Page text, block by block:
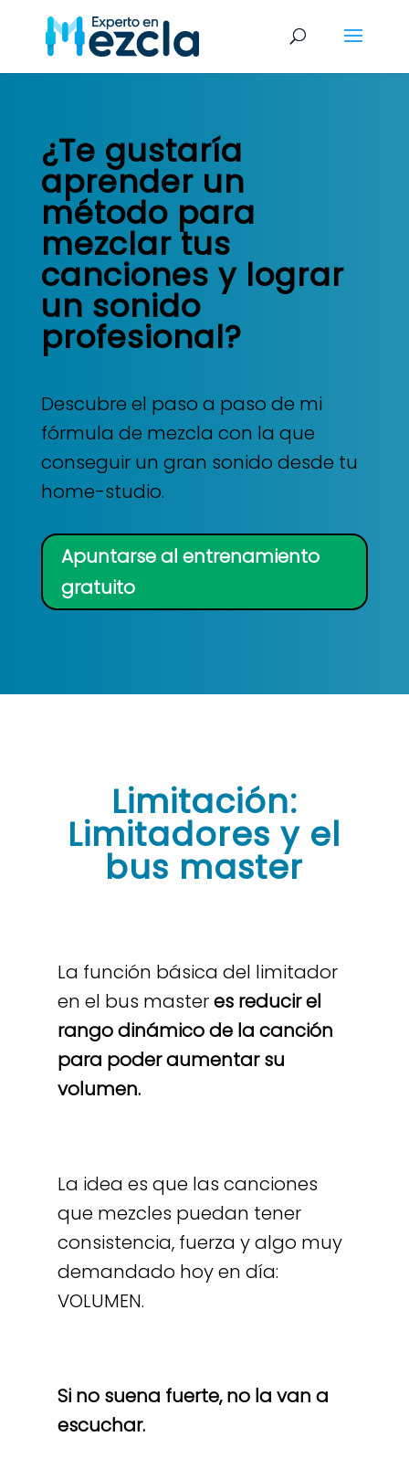
¿Te gustaría
aprender un
método para
mezclar tus
canciones y lograr
un sonido
profesional?
Descubre el paso a paso de mi
fórmula de mezcla con la que
conseguir un gran sonido desde tu
home-studio.
Apuntarse al entrenamiento
gratuito
Limitación:
Limitadores y el
bus master
La función básica del limitador
en el bus masteres reducir el
rango dinámico de la canción
para poder aumentar su
volumen.
La idea es que las canciones
que mezcles puedan tener
consistencia, fuerza y algo muy
demandado hoy en día:
VOLUMEN.
Si no suena fuerte, no la van a
escuchar.